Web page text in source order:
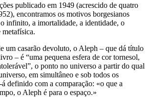
publicado em 1949 (acrescido de quatro
encontramos os motivos borgesianos
infinito, a imortalidade, a identidade, o
um casarão devoluto, o Aleph – que dá título
– é “uma pequena esfera de cor tornesol,
o ponto no universo a partir do qual
em simultâneo e sob todos os
definido com a comparação: «o que a
o Aleph é para o espaço.»